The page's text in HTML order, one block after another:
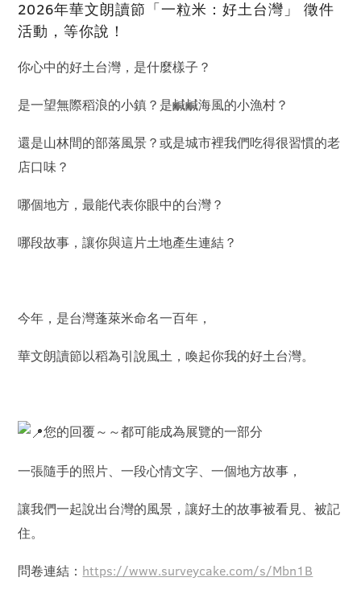
2026年華文朗讀節「一粒米：好土台灣」 徵件
活動，等你說！
你心中的好土台灣，是什麼樣子？
是一望無際稻浪的小鎮？是鹹鹹海風的小漁村？
還是山林間的部落風景？或是城市裡我們吃得很習慣的老
店口味？
哪個地方，最能代表你眼中的台灣？
哪段故事，讓你與這片土地產生連結？
今年，是台灣蓬萊米命名一百年，
華文朗讀節以稻為引說風土，喚起你我的好土台灣。
您的回覆～～都可能成為展覽的一部分
一張隨手的照片、一段心情文字、一個地方故事，
讓我們一起說出台灣的風景，讓好土的故事被看見、被記
住。
問卷連結： https://www.surveycake.com/s/Mbn1B